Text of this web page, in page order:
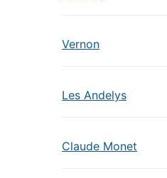
Vernon
Les Andelys
Claude Monet